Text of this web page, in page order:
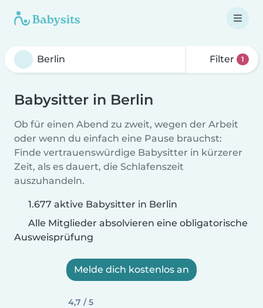
Filter 1
Babysitter in Berlin
Ob für einen Abend zu zweit, wegen der Arbeit
oder wenn du einfach eine Pause brauchst:
Finde vertrauenswürdige Babysitter in kürzerer
Zeit, als es dauert, die Schlafenszeit
auszuhandeln.
1.677 aktive Babysitter in Berlin
Alle Mitglieder absolvieren eine obligatorische
Ausweisprüfung
Melde dich kostenlos an
4,7 / 5